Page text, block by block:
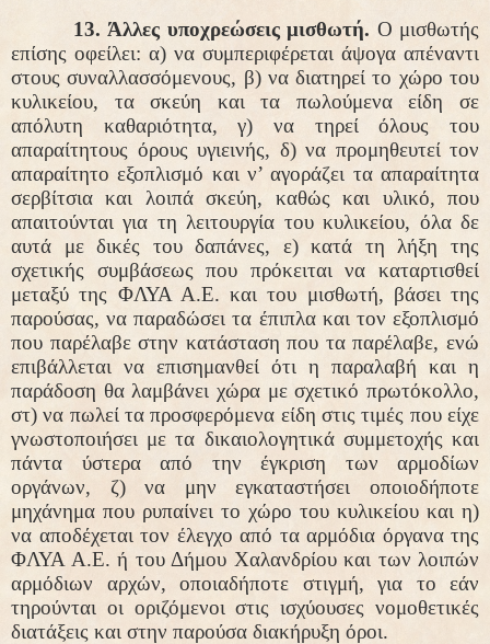
13. Άλλες υποχρεώσεις μισθωτή. Ο μισθωτής
επίσης οφείλει: α) να συμπεριφέρεται άψογα απέναντι
στους συναλλασσόμενους, β) να διατηρεί το χώρο του
κυλικείου, τα σκεύη και τα πωλούμενα είδη σε
απόλυτη καθαριότητα, γ) να τηρεί όλους του
απαραίτητους όρους υγιεινής, δ) να προμηθευτεί τον
απαραίτητο εξοπλισμό και ν’ αγοράζει τα απαραίτητα
σερβίτσια και λοιπά σκεύη, καθώς και υλικό, που
απαιτούνται για τη λειτουργία του κυλικείου, όλα δε
αυτά με δικές του δαπάνες, ε) κατά τη λήξη της
σχετικής συμβάσεως που πρόκειται να καταρτισθεί
μεταξύ της ΦΛΥΑ Α.Ε. και του μισθωτή, βάσει της
παρούσας, να παραδώσει τα έπιπλα και τον εξοπλισμό
που παρέλαβε στην κατάσταση που τα παρέλαβε, ενώ
επιβάλλεται να επισημανθεί ότι η παραλαβή και η
παράδοση θα λαμβάνει χώρα με σχετικό πρωτόκολλο,
στ) να πωλεί τα προσφερόμενα είδη στις τιμές που είχε
γνωστοποιήσει με τα δικαιολογητικά συμμετοχής και
πάντα ύστερα από την έγκριση των αρμοδίων
οργάνων, ζ) να μην εγκαταστήσει οποιοδήποτε
μηχάνημα που ρυπαίνει το χώρο του κυλικείου και η)
να αποδέχεται τον έλεγχο από τα αρμόδια όργανα της
ΦΛΥΑ Α.Ε. ή του Δήμου Χαλανδρίου και των λοιπών
αρμόδιων αρχών, οποιαδήποτε στιγμή, για το εάν
τηρούνται οι οριζόμενοι στις ισχύουσες νομοθετικές
διατάξεις και στην παρούσα διακήρυξη όροι.